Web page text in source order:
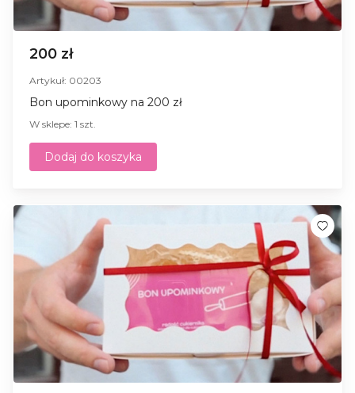
200 zł
Artykuł: 00203
Bon upominkowy na 200 zł
W sklepe: 1 szt.
Dodaj do koszyka